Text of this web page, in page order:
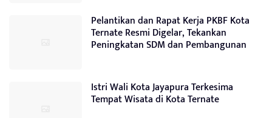
Pelantikan dan Rapat Kerja PKBF Kota
Ternate Resmi Digelar, Tekankan
Peningkatan SDM dan Pembangunan
Istri Wali Kota Jayapura Terkesima
Tempat Wisata di Kota Ternate